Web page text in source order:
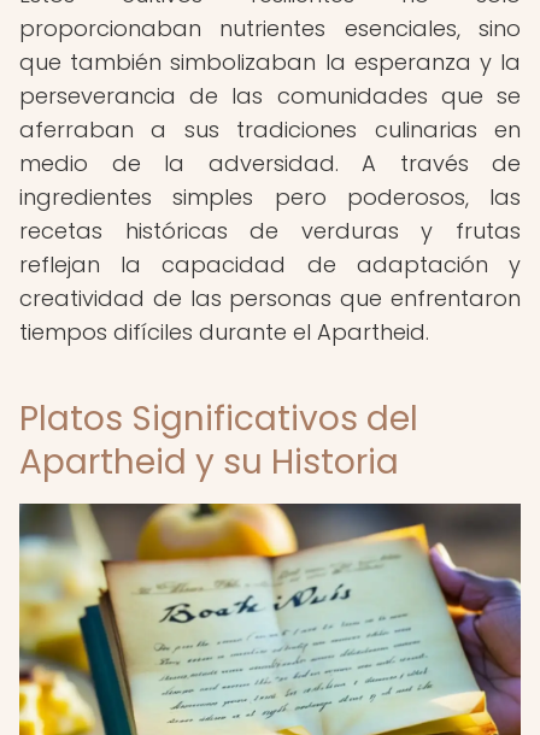
proporcionaban nutrientes esenciales, sino
que también simbolizaban la esperanza y la
perseverancia de las comunidades que se
aferraban a sus tradiciones culinarias en
medio de la adversidad. A través de
ingredientes simples pero poderosos, las
recetas históricas de verduras y frutas
reflejan la capacidad de adaptación y
creatividad de las personas que enfrentaron
tiempos difíciles durante el Apartheid.
Platos Significativos del
Apartheid y su Historia